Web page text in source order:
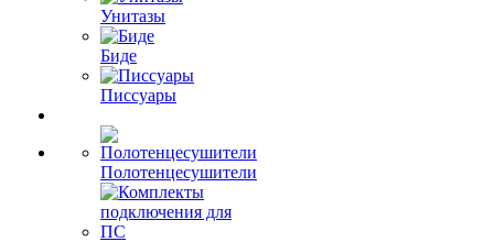
Унитазы
Биде
Писсуары
Полотенцесушители